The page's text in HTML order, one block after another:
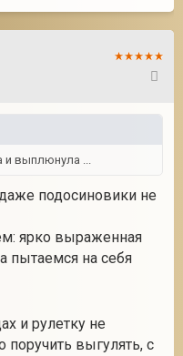
и выплюнула ...
подосиновики не
ярко выраженная
пытаемся на себя
и рулетку не
выгулять, с